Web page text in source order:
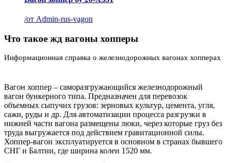
/от Admin-rus-vagon
Что такое жд вагоны хопперы
Информационная справка о железнодорожных вагонах хопперах
Вагон хоппер – саморазгружающийся железнодорожный
вагон бункерного типа. Предназначен для перевозок
объемных сыпучих грузов: зерновых культур, цемента, угля,
сажи, руды и др. Для автоматизации процесса разгрузки в
нижней части вагона размещены люки, через которые груз без
труда выгружается под действием гравитационной силы.
Хоппер-вагон эксплуатируется в основном в странах бывшего
СНГ и Балтии, где ширина колеи 1520 мм.